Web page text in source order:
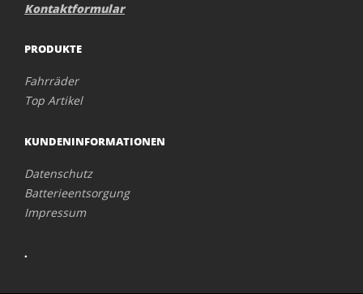
Kontaktformular
PRODUKTE
Fahrräder
Top Artikel
KUNDENINFORMATIONEN
Datenschutz
Batterieentsorgung
Impressum
.